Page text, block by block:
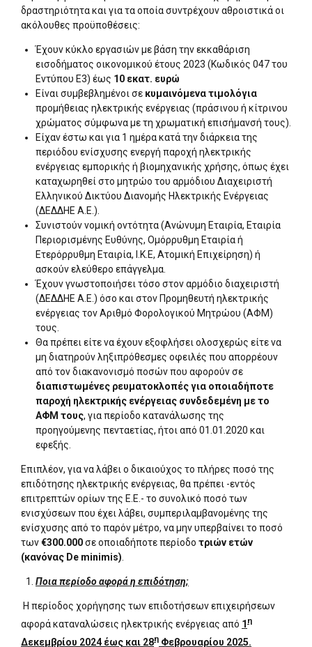
δραστηριότητα και για τα οποία συντρέχουν αθροιστικά οι
ακόλουθες προϋποθέσεις:
Έχουν κύκλο εργασιών με βάση την εκκαθάριση
εισοδήματος οικονομικού έτους 2023 (Κωδικός 047 του
Εντύπου Ε3) έως 10 εκατ. ευρώ
Είναι συμβεβλημένοι σε κυμαινόμενα τιμολόγια
προμήθειας ηλεκτρικής ενέργειας (πράσινου ή κίτρινου
χρώματος σύμφωνα με τη χρωματική επισήμανσή τους).
Είχαν έστω και για 1 ημέρα κατά την διάρκεια της
περιόδου ενίσχυσης ενεργή παροχή ηλεκτρικής
ενέργειας εμπορικής ή βιομηχανικής χρήσης, όπως έχει
καταχωρηθεί στο μητρώο του αρμόδιου Διαχειριστή
Ελληνικού Δικτύου Διανομής Ηλεκτρικής Ενέργειας
(ΔΕΔΔΗΕ Α.Ε.).
Συνιστούν νομική οντότητα (Ανώνυμη Εταιρία, Εταιρία
Περιορισμένης Ευθύνης, Ομόρρυθμη Εταιρία ή
Ετερόρρυθμη Εταιρία, Ι.Κ.Ε, Ατομική Επιχείρηση) ή
ασκούν ελεύθερο επάγγελμα.
Έχουν γνωστοποιήσει τόσο στον αρμόδιο διαχειριστή
(ΔΕΔΔΗΕ Α.Ε.) όσο και στον Προμηθευτή ηλεκτρικής
ενέργειας τον Αριθμό Φορολογικού Μητρώου (ΑΦΜ)
τους.
Θα πρέπει είτε να έχουν εξοφλήσει ολοσχερώς είτε να
μη διατηρούν ληξιπρόθεσμες οφειλές που απορρέουν
από τον διακανονισμό ποσών που αφορούν σε
διαπιστωμένες ρευματοκλοπές για οποιαδήποτε
παροχή ηλεκτρικής ενέργειας συνδεδεμένη με το
ΑΦΜ τους, για περίοδο κατανάλωσης της
προηγούμενης πενταετίας, ήτοι από 01.01.2020 και
εφεξής.
Επιπλέον, για να λάβει ο δικαιούχος το πλήρες ποσό της
επιδότησης ηλεκτρικής ενέργειας, θα πρέπει -εντός
επιτρεπτών ορίων της Ε.Ε.- το συνολικό ποσό των
ενισχύσεων που έχει λάβει, συμπεριλαμβανομένης της
ενίσχυσης από το παρόν μέτρο, να μην υπερβαίνει το ποσό
των€300.000σε οποιαδήποτε περίοδο τριών ετών
(κανόνας De minimis)
Ποια περίοδο αφορά η επιδότηση;
Η περίοδος χορήγησης των επιδοτήσεων επιχειρήσεων
αφορά καταναλώσεις ηλεκτρικής ενέργειας από 1 η
Δεκεμβρίου 2024 έως και 28η Φεβρουαρίου 2025.